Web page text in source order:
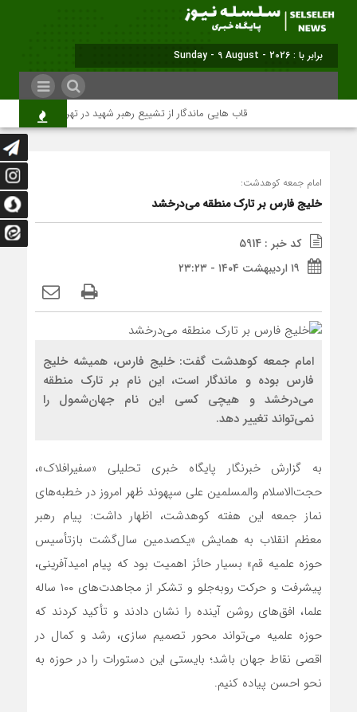
برابر با : Sunday - 9 August - 2026
قاب هایی ماندگار از تشییع رهبر شهید در تهران
امام جمعه کوهدشت:
خلیج فارس بر تارک منطقه می‌درخشد
کد خبر : 5914
۱۹ اردیبهشت ۱۴۰۴ - ۲۳:۲۳
امام جمعه کوهدشت گفت: خلیج فارس، همیشه خلیج
فارس بوده و ماندگار است، این نام بر تارک منطقه
می‌درخشد و هیچی کسی این نام جهان‌شمول را
نمی‌تواند تغییر دهد.
به گزارش خبرنگار پایگاه خبری تحلیلی «سفیرافلاک»،
حجت‌الاسلام‌ والمسلمین علی سپهوند ظهر امروز در خطبه‌های
نماز جمعه این هفته کوهدشت، اظهار داشت: پیام رهبر
معظم انقلاب به همایش «یکصدمین سال‌گشت بازتأسیس
حوزه علمیه قم» بسیار حائز اهمیت بود که پیام امیدآفرینی،
پیشرفت و حرکت روبه‌جلو و تشکر از مجاهدت‌های ۱۰۰ ساله
علما، افق‌های روشن آینده را نشان دادند و تأکید کردند که
حوزه علمیه می‌تواند محور تصمیم سازی، رشد و کمال در
اقصی نقاط جهان باشد؛ بایستی این دستورات را در حوزه به
نحو احسن پیاده کنیم.